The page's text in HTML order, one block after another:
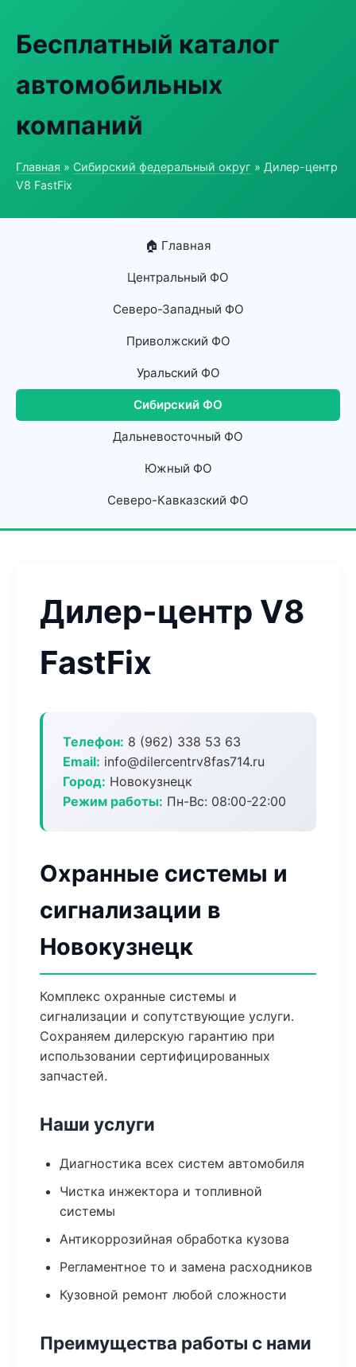
Бесплатный каталог
автомобильных
компаний
Главная » Сибирский федеральный округ » Дилер-центр
V8 FastFix
🏠 Главная
Центральный ФО
Северо-Западный ФО
Приволжский ФО
Уральский ФО
Сибирский ФО
Дальневосточный ФО
Южный ФО
Северо-Кавказский ФО
Дилер-центр V8
FastFix
Телефон: 8 (962) 338 53 63
Email: info@dilercentrv8fas714.ru
Город: Новокузнецк
Режим работы: Пн-Вс: 08:00-22:00
Охранные системы и
сигнализации в
Новокузнецк
Комплекс охранные системы и
сигнализации и сопутствующие услуги.
Сохраняем дилерскую гарантию при
использовании сертифицированных
запчастей.
Наши услуги
Диагностика всех систем автомобиля
Чистка инжектора и топливной
системы
Антикоррозийная обработка кузова
Регламентное то и замена расходников
Кузовной ремонт любой сложности
Преимущества работы с нами